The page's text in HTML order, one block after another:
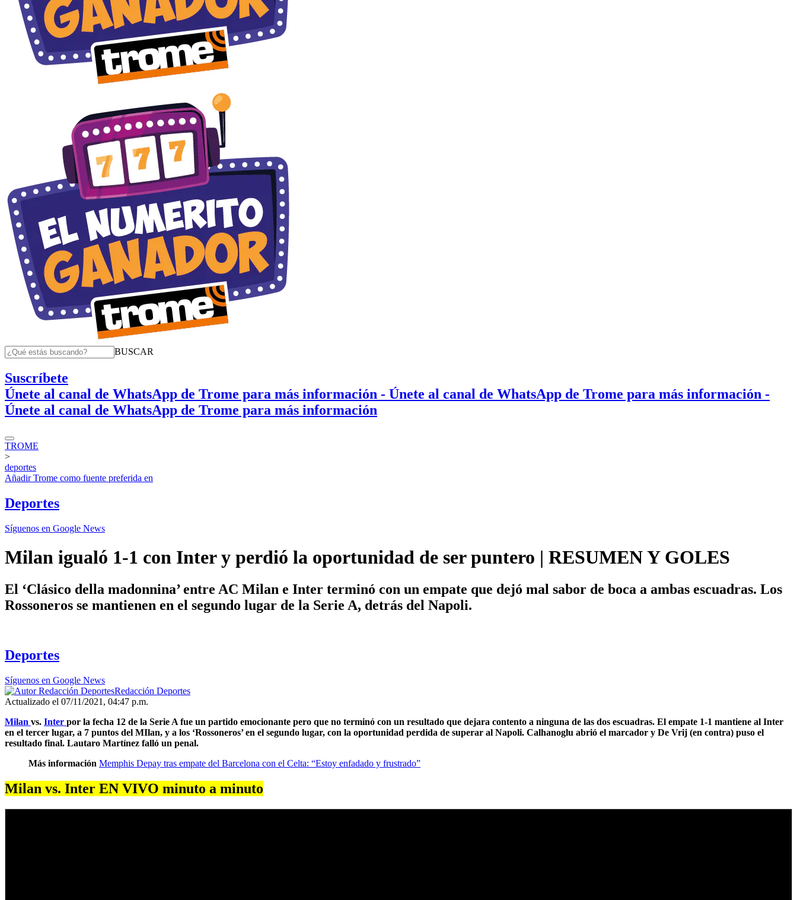
BUSCAR
Suscríbete
Únete al canal de WhatsApp de Trome para más información - Únete al canal de WhatsApp de Trome para más información -
Únete al canal de WhatsApp de Trome para más información
TROME
>
deportes
AñadirTrome como fuente preferida en
Deportes
Síguenos en Google News
Milan igualó 1-1 con Inter y perdió la oportunidad de ser puntero | RESUMEN Y GOLES
El ‘Clásico della madonnina’ entre AC Milan e Inter terminó con un empate que dejó mal sabor de boca a ambas escuadras. Los
Rossoneros se mantienen en el segundo lugar de la Serie A, detrás del Napoli.
Deportes
Síguenos en Google News
Redacción Deportes
Actualizado el 07/11/2021, 04:47 p.m.
Milan vs. Inter por la fecha 12 de la Serie A fue un partido emocionante pero que no terminó con un resultado que dejara contento a ninguna de las dos escuadras. El empate 1-1 mantiene al Inter
en el tercer lugar, a 7 puntos del MIlan, y a los ‘Rossoneros’ en el segundo lugar, con la oportunidad perdida de superar al Napoli. Calhanoglu abrió el marcador y De Vrij (en contra) puso el
resultado final. Lautaro Martínez falló un penal.
Más información Memphis Depay tras empate del Barcelona con el Celta: “Estoy enfadado y frustrado”
Milan vs. Inter EN VIVO minuto a minuto